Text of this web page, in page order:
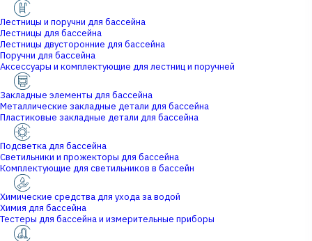
Лестницы и поручни для бассейна
Лестницы для бассейна
Лестницы двусторонние для бассейна
Поручни для бассейна
Аксессуары и комплектующие для лестниц и поручней
Закладные элементы для бассейна
Металлические закладные детали для бассейна
Пластиковые закладные детали для бассейна
Подсветка для бассейна
Светильники и прожекторы для бассейна
Комплектующие для светильников в бассейн
Химические средства для ухода за водой
Химия для бассейна
Тестеры для бассейна и измерительные приборы